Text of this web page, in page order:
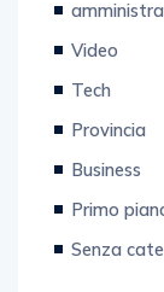
Video
Tech
Provincia
Business
Primo piano
Senza